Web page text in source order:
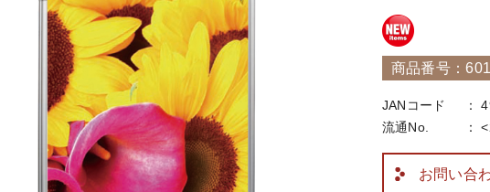
商品番号：
JANコード
流通No.
お問い合